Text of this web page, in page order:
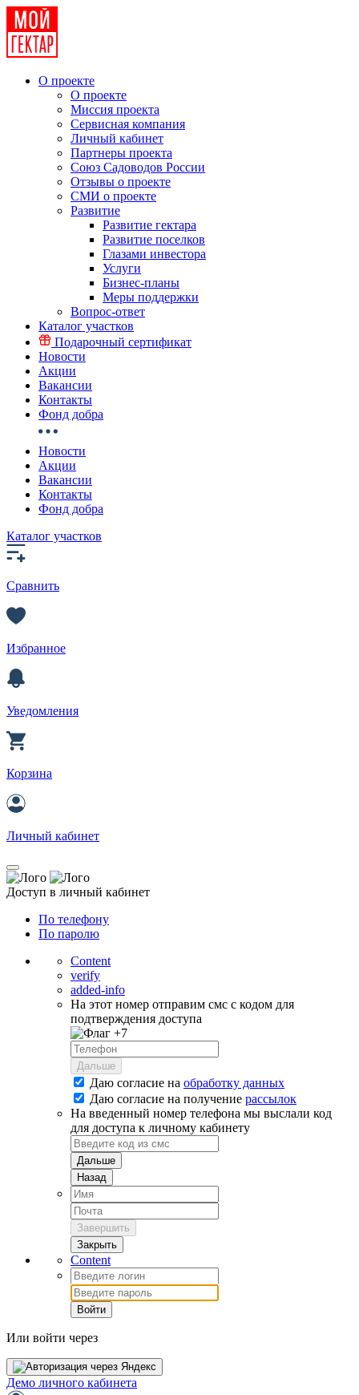
О проекте
О проекте
Миссия проекта
Сервисная компания
Личный кабинет
Партнеры проекта
Союз Садоводов России
Отзывы о проекте
СМИ о проекте
Развитие
Развитие гектара
Развитие поселков
Глазами инвестора
Услуги
Бизнес-планы
Меры поддержки
Вопрос-ответ
Каталог участков
Подарочный сертификат
Новости
Акции
Вакансии
Контакты
Фонд добра
Новости
Акции
Вакансии
Контакты
Фонд добра
Каталог участков
Сравнить
Избранное
Уведомления
Корзина
Личный кабинет
Доступ в личный кабинет
По телефону
По паролю
Content
verify
added-info
На этот номер отправим смс с кодом для
подтверждения доступа
+7
Дальше
Даю согласие на обработку данных
Даю согласие на получение рассылок
На введенный номер телефона мы выслали код
для доступа к личному кабинету
Дальше
Назад
Завершить
Закрыть
Content
Войти
Или войти через
Демо личного кабинета